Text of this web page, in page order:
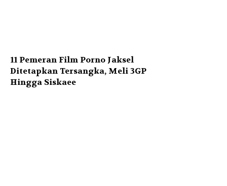
11 Pemeran Film Porno Jaksel
Ditetapkan Tersangka, Meli 3GP
Hingga Siskaee